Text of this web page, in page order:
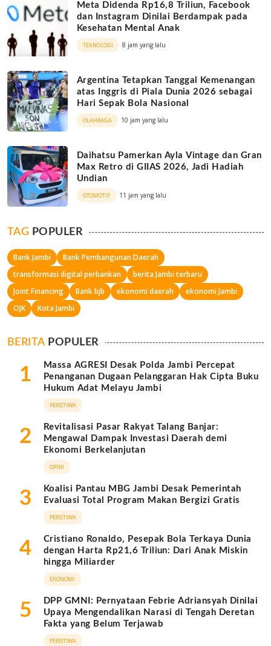
Meta Didenda Rp16,8 Triliun, Facebook
dan Instagram Dinilai Berdampak pada
Kesehatan Mental Anak
TEKNOLOGI 8 jam yang lalu
Argentina Tetapkan Tanggal Kemenangan
atas Inggris di Piala Dunia 2026 sebagai
Hari Sepak Bola Nasional
OLAHRAGA 10 jam yang lalu
Daihatsu Pamerkan Ayla Vintage dan Gran
Max Retro di GIIAS 2026, Jadi Hadiah
Undian
OTOMOTIF 11 jam yang lalu
TAG POPULER
Bank Jambi
Bank Pembangunan Daerah
transformasi digital perbankan
berita Jambi terbaru
Joint Financing
Bank bjb ekonomi daerah
ekonomi Jambi
OJK
Kota Jambi
BERITA POPULER
1
Massa AGRESI Desak Polda Jambi Percepat
Penanganan Dugaan Pelanggaran Hak Cipta Buku
Hukum Adat Melayu Jambi
PERISTIWA
2
Revitalisasi Pasar Rakyat Talang Banjar:
Mengawal Dampak Investasi Daerah demi
Ekonomi Berkelanjutan
OPINI
3
Koalisi Pantau MBG Jambi Desak Pemerintah
Evaluasi Total Program Makan Bergizi Gratis
PERISTIWA
4
Cristiano Ronaldo, Pesepak Bola Terkaya Dunia
dengan Harta Rp21,6 Triliun: Dari Anak Miskin
hingga Miliarder
EKONOMI
5
DPP GMNI: Pernyataan Febrie Adriansyah Dinilai
Upaya Mengendalikan Narasi di Tengah Deretan
Fakta yang Belum Terjawab
PERISTIWA